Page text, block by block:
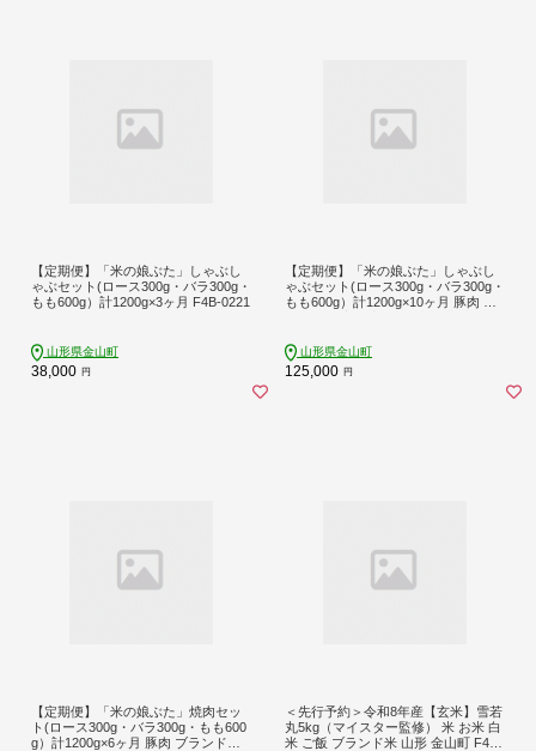
【定期便】「米の娘ぶた」しゃぶし
ゃぶセット(ロース300g・バラ300g・
もも600g）計1200g×3ヶ月 F4B-0221
山形県金山町
38,000 円
【定期便】「米の娘ぶた」しゃぶし
ゃぶセット(ロース300g・バラ300g・
もも600g）計1200g×10ヶ月 豚肉 ブ
山形県金山町
125,000 円
【定期便】「米の娘ぶた」焼肉セッ
ト(ロース300g・バラ300g・もも600
g）計1200g×6ヶ月 豚肉 ブランド豚
＜先行予約＞令和8年産【玄米】雪若
丸5kg（マイスター監修） 米 お米 白
米 ご飯 ブランド米 山形 金山町 F4B-